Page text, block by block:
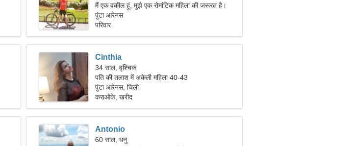
मैं एक वकील हूं, मुझे एक रोमांटिक महिला की जरूरत है।
पुंटा आरेनस
परिवार
Cinthia
34 साल, वृश्चिक
पति की तलाश में अकेली महिला 40-43
पुंटा आरेनस, चिली
कराओके, खरीद
Antonio
60 साल, धनु